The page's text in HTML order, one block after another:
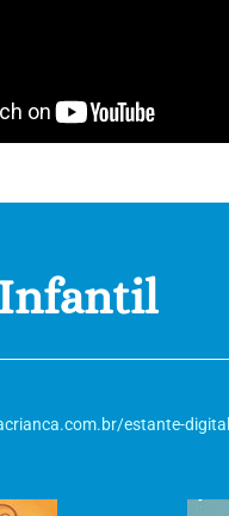
estante-digital